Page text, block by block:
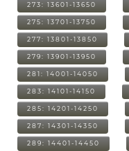
273: 13601-13650
275: 13701-13750
277: 13801-13850
279: 13901-13950
281: 14001-14050
283: 14101-14150
285: 14201-14250
287: 14301-14350
289: 14401-14450